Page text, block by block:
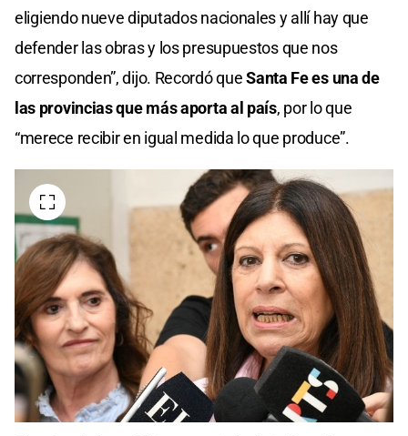
eligiendo nueve diputados nacionales y allí hay que
defender las obras y los presupuestos que nos
corresponden”, dijo. Recordó queSanta Fe es una de
las provincias que más aporta al país, por lo que
“merece recibir en igual medida lo que produce”.